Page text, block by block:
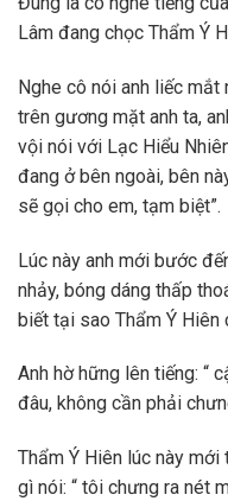
Lâm đang chọc Thẩm Ý
Nghe cô nói anh liếc mắt
trên gương mặt anh ta,
vội nói với Lạc Hiểu
đang ở bên ngoài, bên
sẽ gọi cho em, tạm biệt”.
Lúc này anh mới bước
nhảy, bóng dáng thấp
biết tại sao Thẩm Ý Hiên
Anh hờ hững lên tiếng: “
đâu, không cần phải
Thẩm Ý Hiên lúc này
gì nói: “ tôi chưng ra nét